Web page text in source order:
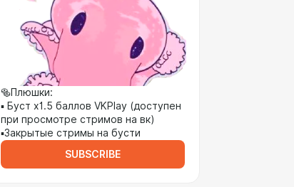
🥯Плюшки:
▪︎ Буст х1.5 баллов VKPlay (доступен
при просмотре стримов на вк)
▪︎Закрытые стримы на бусти
SUBSCRIBE